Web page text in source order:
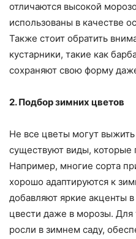
отличаются высокой
использованы в качестве
Также стоит обратить
кустарники, такие как
сохраняют свою форму
2. Подбор зимних цветов
Не все цветы могут
существуют виды, которые
Например, многие сорта
хорошо адаптируются к
добавляют яркие акценты
цвести даже в морозы.
росли в зимнем саду,